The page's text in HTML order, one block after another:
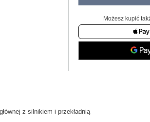
Możesz kupić
z silnikiem i przekładnią